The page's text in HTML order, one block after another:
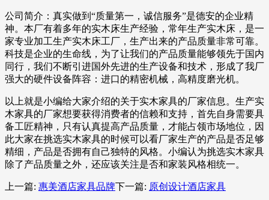
公司简介：真实做到“质量第一，诚信服务”是德安的企业精
神。本厂有着多年的实木床生产经验，常年生产实木床，是一
家专业加工生产实木床工厂，生产出来的产品质量非常可靠。
科技是企业的生命线，为了让我们的产品质量能够领先于国内
同行，我们不断引进国外先进的生产设备和技术，形成了我厂
强大的硬件设备阵容：进口的精密机械，高精度磨光机。
以上就是小编给大家介绍的关于实木家具的厂家信息。生产实
木家具的厂家想要获得消费者的信赖和支持，首先自身需要具
备工匠精神，只有认真提高产品质量，才能占领市场地位，因
此大家在挑选实木家具的时候可以看厂家生产的产品是否足够
精细，产品是否拥有自己独特的风格。小编认为挑选实木家具
除了产品质量之外，还应该关注是否和家装风格相统一。
上一篇: 惠美酒店家具品牌下一篇: 原创设计酒店家具